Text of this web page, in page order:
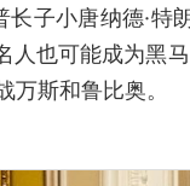
子小唐纳德·特
人也可能成为黑
万斯和鲁比奥。